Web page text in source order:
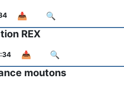
📥 🔍
REX
📥 🔍
moutons